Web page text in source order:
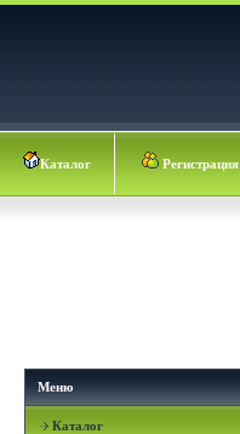
Каталог Регистрация
Меню
Каталог